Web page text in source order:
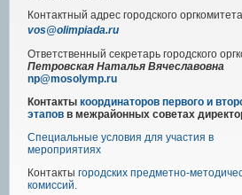
Контактный адрес городского оргкомитета
vos@olimpiada.ru
Ответственный секретарь городского
Петровская Наталья Вячеславовна
np@mosolymp.ru
Контакты координаторов первого и
этапов в межрайонных советах
Специальные условия для участия в
мероприятиях
Контакты городских предметно-
комиссий.